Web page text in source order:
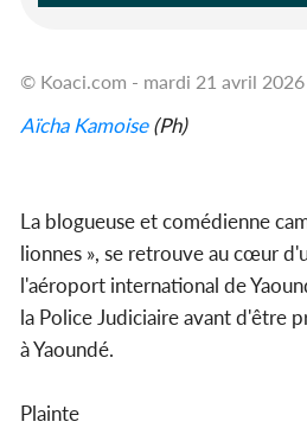
© Koaci.com - mardi 21 avril
Aïcha Kamoise(Ph)
La blogueuse et comédienne
lionnes », se retrouve au cœur
l'aéroport international de
la Police Judiciaire avant d'être
à Yaoundé.
Plainte